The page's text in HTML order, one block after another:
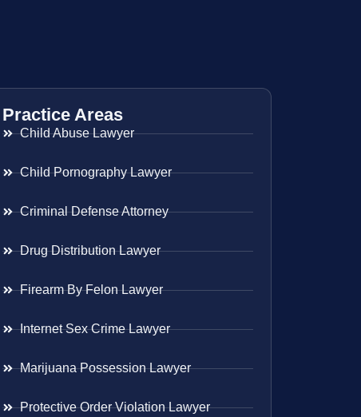
Practice Areas
Child Abuse Lawyer
Child Pornography Lawyer
Criminal Defense Attorney
Drug Distribution Lawyer
Firearm By Felon Lawyer
Internet Sex Crime Lawyer
Marijuana Possession Lawyer
Protective Order Violation Lawyer